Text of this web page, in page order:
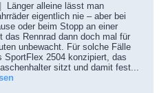
Länger alleine lässt man
eigentlich nie – aber bei
oder beim Stopp an einer
das Rennrad dann doch mal für
unbewacht. Für solche Fälle
SportFlex 2504 konzipiert, das
sitzt und damit fest...